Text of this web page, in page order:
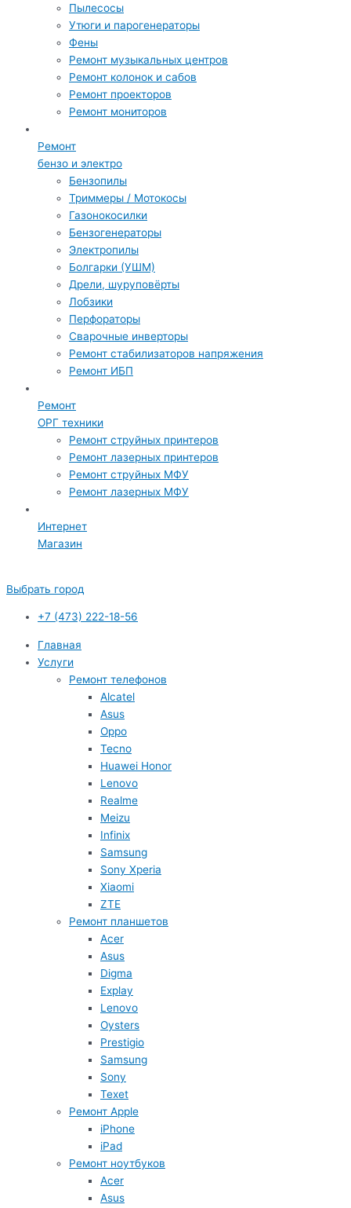
Пылесосы
Утюги и парогенераторы
Фены
Ремонт музыкальных центров
Ремонт колонок и сабов
Ремонт проекторов
Ремонт мониторов
Ремонт
бензо и электро
Бензопилы
Триммеры / Мотокосы
Газонокосилки
Бензогенераторы
Электропилы
Болгарки (УШМ)
Дрели, шуруповёрты
Лобзики
Перфораторы
Сварочные инверторы
Ремонт стабилизаторов напряжения
Ремонт ИБП
Ремонт
ОРГ техники
Ремонт струйных принтеров
Ремонт лазерных принтеров
Ремонт струйных МФУ
Ремонт лазерных МФУ
Интернет
Магазин
Выбрать город
+7 (473) 222-18-56
Главная
Услуги
Ремонт телефонов
Alcatel
Asus
Oppo
Tecno
Huawei Honor
Lenovo
Realme
Meizu
Infinix
Samsung
Sony Xperia
Xiaomi
ZTE
Ремонт планшетов
Acer
Asus
Digma
Explay
Lenovo
Oysters
Prestigio
Samsung
Sony
Texet
Ремонт Apple
iPhone
iPad
Ремонт ноутбуков
Acer
Asus